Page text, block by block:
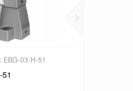
Код товара: EBG-06-C-51